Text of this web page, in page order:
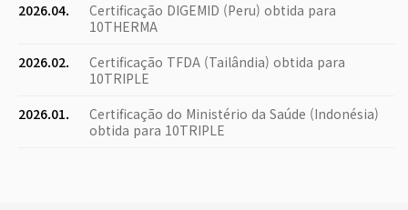
2026.04.
Certificação DIGEMID (Peru) obtida para
10THERMA
2026.02.
Certificação TFDA (Tailândia) obtida para
10TRIPLE
2026.01.
Certificação do Ministério da Saúde (Indonésia)
obtida para 10TRIPLE